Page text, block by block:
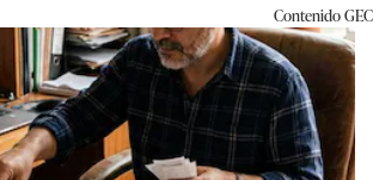
ContenidoGEC